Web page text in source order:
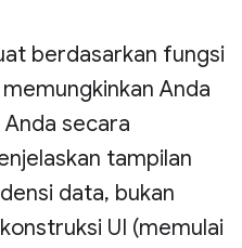
berdasarkan fungsi
Anda
secara
tampilan
data, bukan
UI (memulai